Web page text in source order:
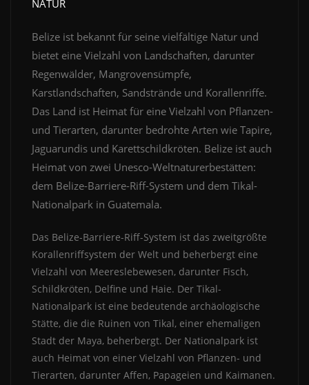
NATUR
Belize ist bekannt für seine vielfältige Natur und
bietet eine Vielzahl von Landschaften, darunter
Regenwälder, Mangrovensümpfe,
Karstlandschaften, Sandstrände und Korallenriffe.
Das Land ist Heimat für eine Vielzahl von Pflanzen-
und Tierarten, darunter bedrohte Arten wie Tapire,
Jaguarundis und Karettschildkröten. Belize ist auch
Heimat von zwei Unesco-Weltnaturerbestätten:
dem Belize-Barriere-Riff-System und dem Tikal-
Nationalpark in Guatemala.
Das Belize-Barriere-Riff-System ist das zweitgrößte
Korallenriffsystem der Welt und beherbergt eine
Vielzahl von Meereslebewesen, darunter Fisch,
Schildkröten, Delfine und Haie. Der Tikal-
Nationalpark ist eine bedeutende archäologische
Stätte, die die Ruinen von Tikal, einer ehemaligen
Stadt der Maya, beherbergt. Der Nationalpark ist
auch Heimat von einer Vielzahl von Pflanzen- und
Tierarten, darunter Affen, Papageien und Kaimanen.